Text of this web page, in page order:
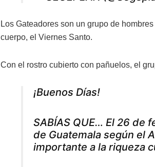
Los Gateadores son un grupo de
cuerpo, el Viernes Santo.
Con el rostro cubierto con pañuelos, el
¡Buenos Días!
SABÍAS QUE… El 26 de
de Guatemala según el
importante a la riqueza